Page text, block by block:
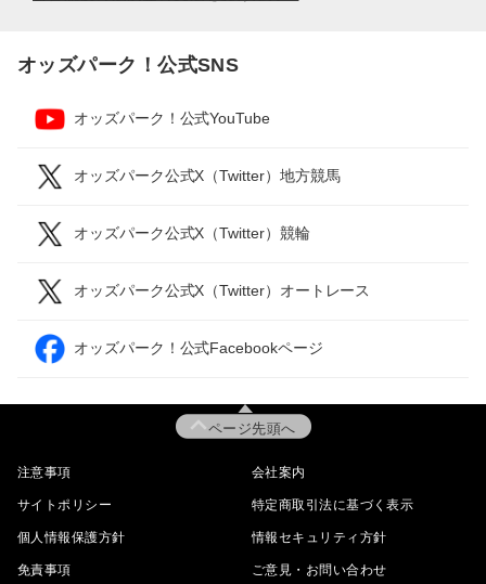
オッズパーク！公式SNS
オッズパーク！公式YouTube
オッズパーク公式X（Twitter）地方競馬
オッズパーク公式X（Twitter）競輪
オッズパーク公式X（Twitter）オートレース
オッズパーク！公式Facebookページ
ページ先頭へ
注意事項 会社案内
サイトポリシー 特定商取引法に基づく表示
個人情報保護方針 情報セキュリティ方針
免責事項 ご意見・お問い合わせ